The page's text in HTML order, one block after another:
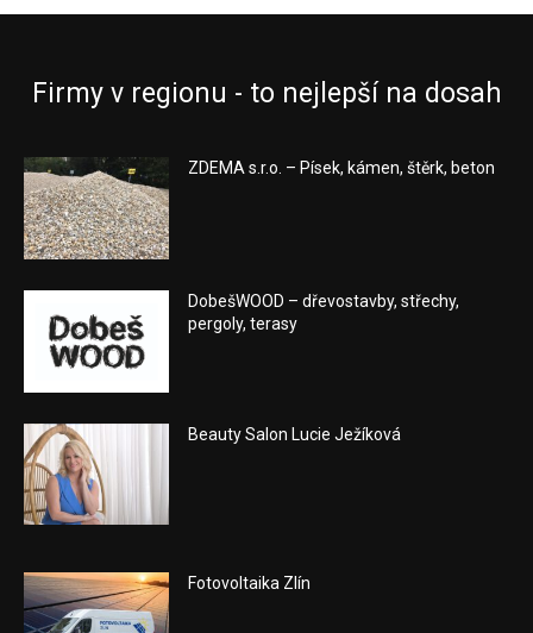
Firmy v regionu - to nejlepší na dosah
ZDEMA s.r.o. – Písek, kámen, štěrk, beton
DobešWOOD – dřevostavby, střechy,
pergoly, terasy
Beauty Salon Lucie Ježíková
Fotovoltaika Zlín